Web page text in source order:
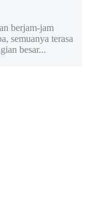
berjam-jam
semuanya terasa
besar...